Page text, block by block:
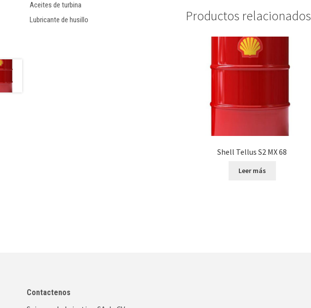
Productos relacionados
Shell Tellus S2 MX 68
Leer más
Aceites de turbina
Lubricante de husillo
Contactenos